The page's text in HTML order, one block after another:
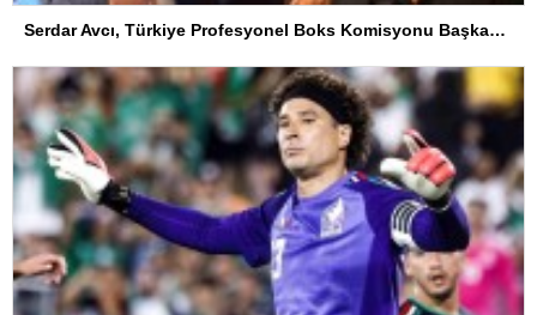
Serdar Avcı, Türkiye Profesyonel Boks Komisyonu Başkanı Seçildi